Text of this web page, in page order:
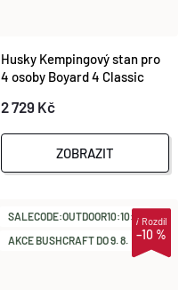
Husky Kempingový stan pro
4 osoby Boyard 4 Classic
2 729 Kč
ZOBRAZIT
SALECODE:OUTDOOR10:10:%
AKCE BUSHCRAFT DO 9. 8.
–10 %
iRozdíl